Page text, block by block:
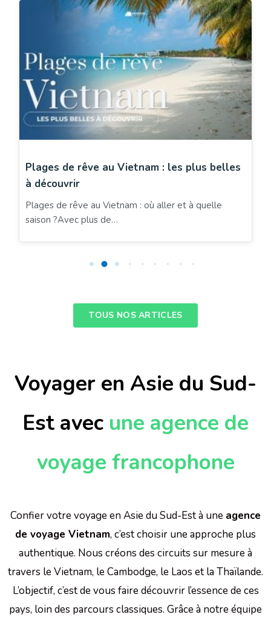
Plages de rêve au Vietnam : les plus belles
à découvrir
Plages de rêve au Vietnam : où aller et à quelle
saison ?Avec plus de
TOUS NOS ARTICLES
Voyager en Asie du Sud-
Est avec une agence de
voyage francophone
Confier votre voyage en Asie du Sud-Est à une agence
de voyage Vietnam, c’est choisir une approche plus
authentique. Nous créons des circuits sur mesure à
travers le Vietnam, le Cambodge, le Laos et la Thaïlande.
L’objectif, c’est de vous faire découvrir l’essence de ces
pays, loin des parcours classiques. Grâce à notre équipe